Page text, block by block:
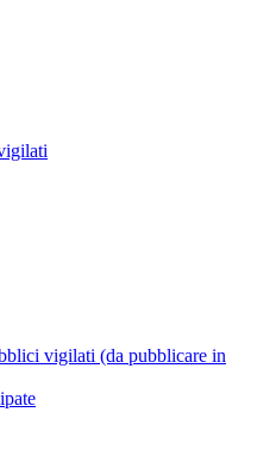
vigilati (da pubblicare in